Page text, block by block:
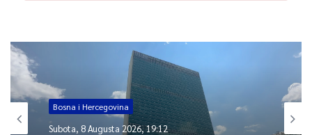
Ove godine obezbijeđeno 26 hiljada maraka, a ta suma
omogućit će da se 13 zaposlenih prekvalificira.
0
Bosna i Hercegovina
Subota, 8 Augusta 2026, 19:12